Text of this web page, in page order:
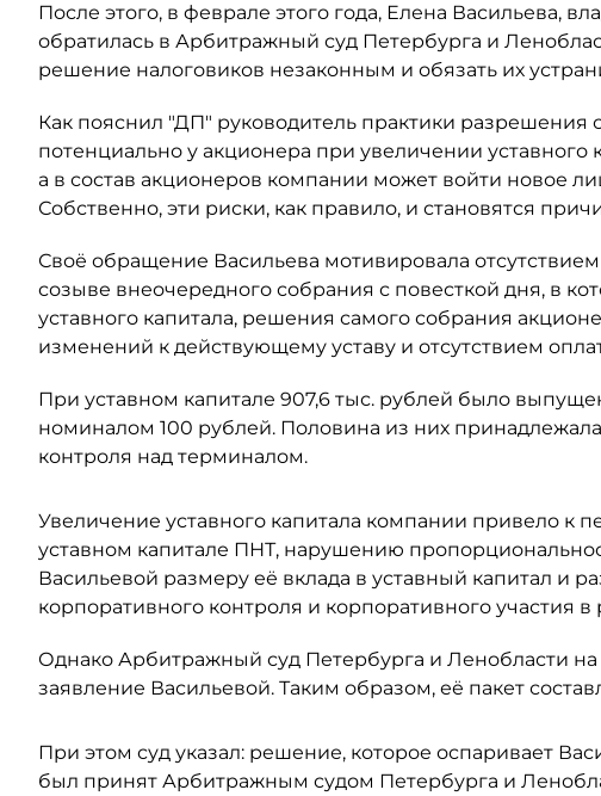
После этого, в феврале этого года, Елена Васильева,
обратилась в Арбитражный суд Петербурга и
решение налоговиков незаконным и обязать их
Как пояснил "ДП" руководитель практики разрешения
потенциально у акционера при увеличении уставного
а в состав акционеров компании может войти новое
Собственно, эти риски, как правило, и становятся
Своё обращение Васильева мотивировала
созыве внеочередного собрания с повесткой дня, в
уставного капитала, решения самого собрания
изменений к действующему уставу и отсутствием
При уставном капитале 907,6 тыс. рублей было
номиналом 100 рублей. Половина из них
контроля над терминалом.
Увеличение уставного капитала компании привело к
уставном капитале ПНТ, нарушению
Васильевой размеру её вклада в уставный капитал и
корпоративного контроля и корпоративного участия в
Однако Арбитражный суд Петербурга и Ленобласти на
заявление Васильевой. Таким образом, её пакет
При этом суд указал: решение, которое оспаривает
был принят Арбитражным судом Петербурга и